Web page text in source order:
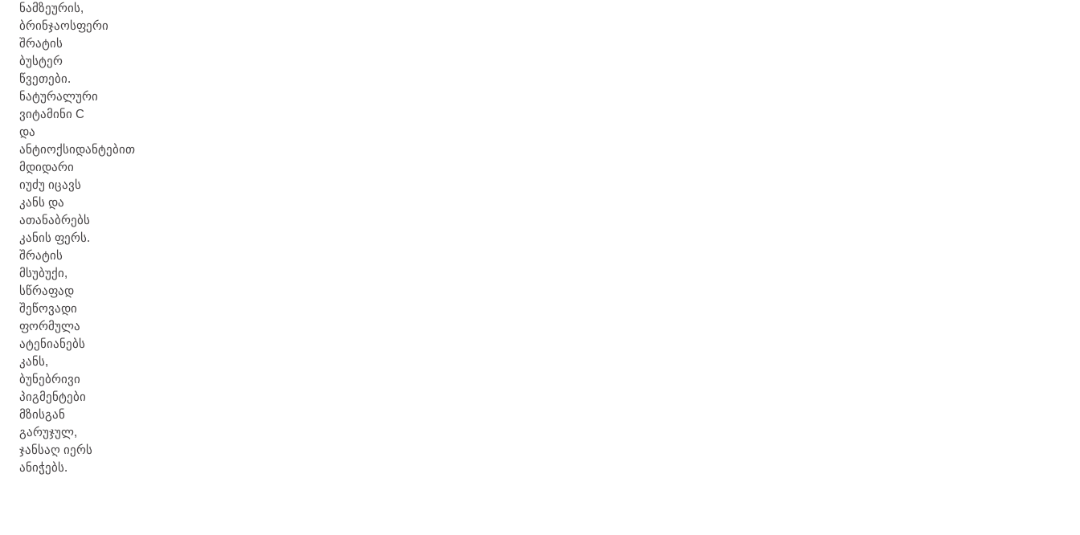
ნამზეურის,
ბრინჯაოსფერი
შრატის
ბუსტერ
წვეთები.
ნატურალური
ვიტამინი C
და
ანტიოქსიდანტებით
მდიდარი
იუძუ იცავს
კანს და
ათანაბრებს
კანის ფერს.
შრატის
მსუბუქი,
სწრაფად
შეწოვადი
ფორმულა
ატენიანებს
კანს,
ბუნებრივი
პიგმენტები
მზისგან
გარუჯულ,
ჯანსაღ იერს
ანიჭებს.